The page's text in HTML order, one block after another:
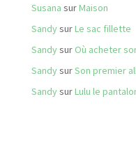
Susana surMaison
SandysurLe sac fillette
Sandysur Où acheter
SandysurSon premier
SandysurLulu le